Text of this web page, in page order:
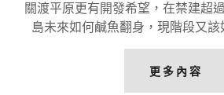
關渡平原更有開發希望，在禁建超
島未來如何鹹魚翻身，現階段又
更多內容